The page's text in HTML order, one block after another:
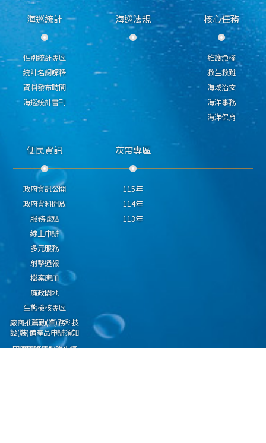
海巡統計
性別統計專區
統計名詞解釋
資料發布時間
海巡統計書刊
海巡法規 核心任務
維護漁權
救生救難
海域治安
海洋事務
海洋保育
便民資訊
政府資訊公開
政府資料開放
服務據點
線上申辦
多元服務
射擊通報
檔案應用
廉政園地
生態檢核專區
廠商推薦勤(業)務科技
設(裝)備產品申辦須知
因應國際情勢強化經
灰帶專區
115年
114年
113年